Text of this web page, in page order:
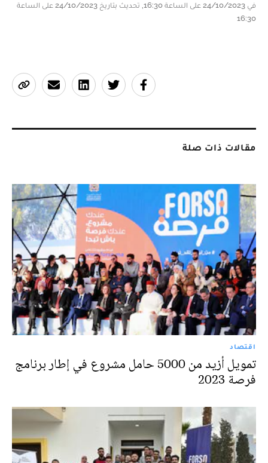
في 24/10/2023 على الساعة 16:30, تحديث بتاريخ 24/10/2023 على الساعة
16:30
مقالات ذات صلة
اقتصاد
تمويل أزيد من 5000 حامل مشروع في إطار برنامج
فرصة 2023